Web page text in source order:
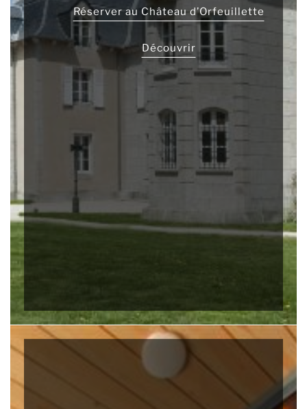
Réserver au Château d’Orfeuillette
Découvrir